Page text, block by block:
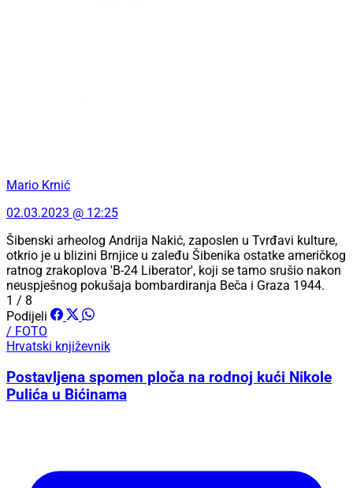
Mario Krnić
02.03.2023 @ 12:25
Šibenski arheolog Andrija Nakić, zaposlen u Tvrđavi kulture,
otkrio je u blizini Brnjice u zaleđu Šibenika ostatke američkog
ratnog zrakoplova 'B-24 Liberator', koji se tamo srušio nakon
neuspješnog pokušaja bombardiranja Beča i Graza 1944.
1 / 8
Podijeli
/ FOTO
Hrvatski književnik
Postavljena spomen ploča na rodnoj kući Nikole
Pulića u Bićinama